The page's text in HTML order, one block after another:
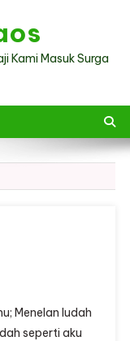
Kami Masuk Surga
Menelan ludah
seperti aku